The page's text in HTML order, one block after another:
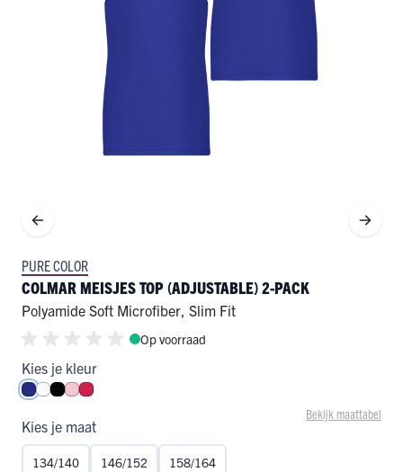
PURE COLOR
COLMAR MEISJES TOP (ADJUSTABLE) 2-PACK
Polyamide Soft Microfiber, Slim Fit
Op voorraad
Kies je kleur
Royal Blue
WitZwart
RozeRood
Bekijk maattabel
Kies je maat
134/140 146/152 158/164